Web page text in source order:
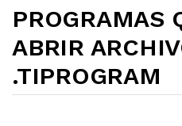
PROGRAMAS
ABRIR
.TIPROGRAM